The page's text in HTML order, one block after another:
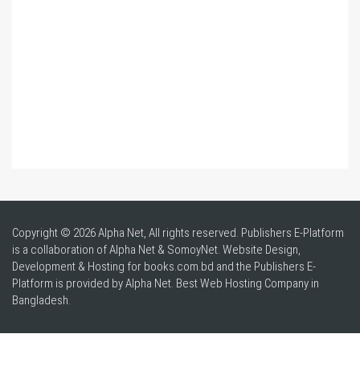
Copyright © 2026 Alpha Net, All rights reserved. Publishers E-Platform
is a collaboration of Alpha Net & SomoyNet. Website Design,
Development & Hosting for books.com.bd and the Publishers E-
Platform is provided by Alpha Net. BestWeb Hosting Company in
Bangladesh.